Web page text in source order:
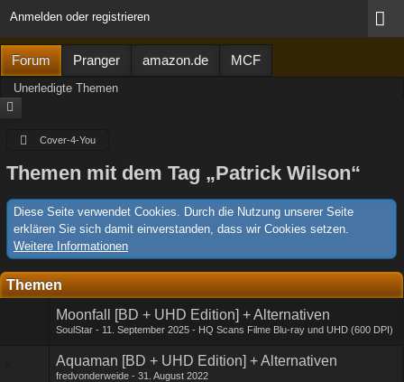
Anmelden oder registrieren
Forum Pranger amazon.de MCF
Unerledigte Themen
Cover-4-You
Themen mit dem Tag „Patrick Wilson“
Diese Seite verwendet Cookies. Durch die Nutzung unserer Seite
erklären Sie sich damit einverstanden, dass wir Cookies setzen.
Weitere Informationen
Themen
Moonfall [BD + UHD Edition] + Alternativen
SoulStar 11. September 2025 HQ Scans Filme Blu-ray und UHD (600 DPI)
Aquaman [BD + UHD Edition] + Alternativen
fredvonderweide
31. August 2022